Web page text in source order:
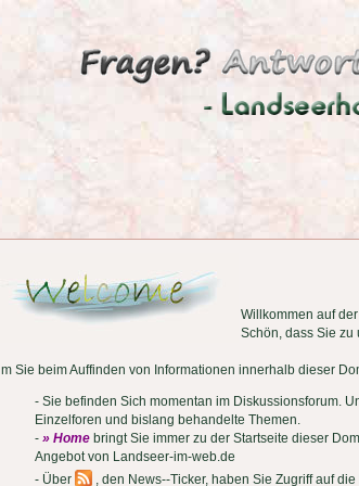
Willkommen auf
Schön, dass Sie zu
Sie beim Auffinden von Informationen innerhalb dieser
- Sie befinden Sich momentan im Diskussionsforum.
Einzelforen und bislang behandelte Themen.
- » Homebringt Sie immer zu der Startseite dieser
Angebot von Landseer-im-web.de
- Über
, den News--Ticker, haben Sie Zugriff auf